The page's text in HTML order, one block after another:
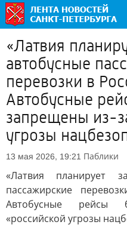
«Латвия
автобусные
перевозки в
Автобусные
запрещены из-
угрозы
13 мая 2026, 19:21 Паблики
«Латвия планирует
пассажирские
Автобусные рейсы
«российской угрозы